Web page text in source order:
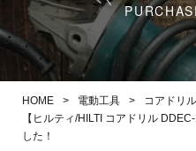
HOME > 電動工具 > コアドリル
【ヒルティ/HILTI コアドリル
した！